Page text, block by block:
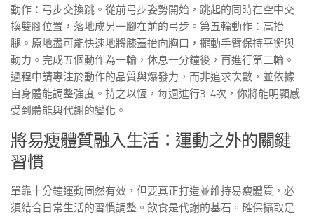
動作：弓步交換跳。從前弓步姿勢開始，跳起的同時在空中交
換雙腳位置，落地成另一腳在前的弓步。第五輪動作：高抬
腿。原地盡可能快速地將膝蓋抬向胸口，擺動手臂保持平衡與
動力。完成五個動作為一輪，休息一分鐘後，再進行第二輪。
過程中請專注於動作的品質與爆發力，而非追求次數，並依據
自身體能調整強度。持之以恆，每週進行3-4次，你將能明顯感
受到體能與代謝的變化。
將易瘦體質融入生活：運動之外的關鍵
習慣
單靠十分鐘運動固然有效，但要真正打造並維持易瘦體質，必
須結合日常生活的習慣調整。飲食是代謝的基石。確保攝取足